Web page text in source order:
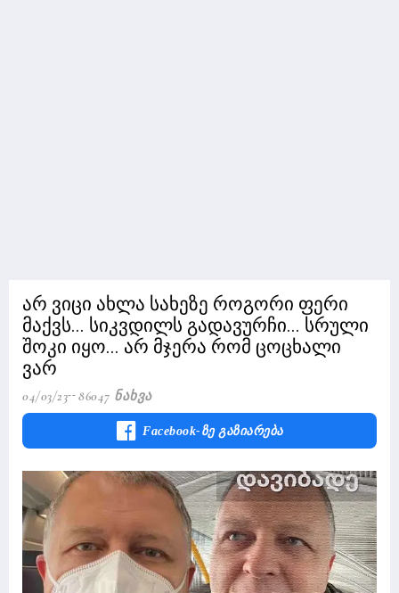
არ ვიცი ახლა სახეზე როგორი ფერი
მაქვს... სიკვდილს გადავურჩი... სრული
შოკი იყო... არ მჯერა რომ ცოცხალი
ვარ
04/03/23 86047 Ნახვა
Facebook-Ზე Გაზიარება